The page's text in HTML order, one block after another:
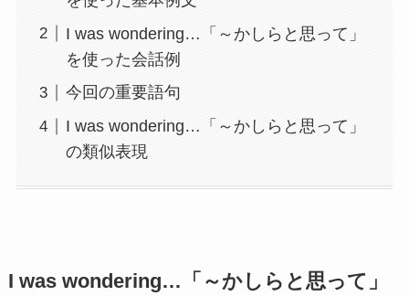
I was wondering…「～かしらと思って」
を使った会話例
今回の重要語句
I was wondering…「～かしらと思って」
の類似表現
I was wondering…「～かしらと思って」